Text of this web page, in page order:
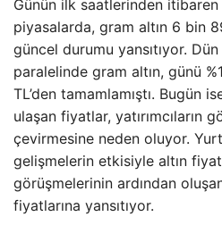
Günün ilk saatlerinden
piyasalarda, gram altın 6 bin
güncel durumu yansıtıyor.
paralelinde gram altın, günü
TL’den tamamlamıştı. Bugün
ulaşan fiyatlar, yatırımcıların
çevirmesine neden oluyor.
gelişmelerin etkisiyle altın
görüşmelerinin ardından
fiyatlarına yansıtıyor.